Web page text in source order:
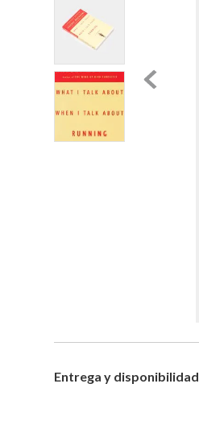
Entrega y disponibilidad